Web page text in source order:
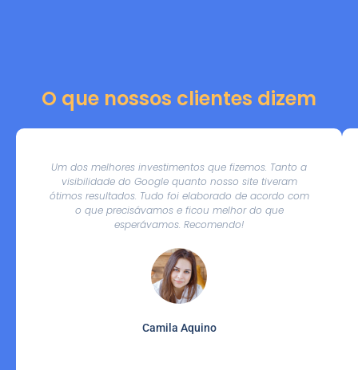
O que nossos clientes dizem
Um dos melhores investimentos que fizemos. Tanto a
visibilidade do Google quanto nosso site tiveram
ótimos resultados. Tudo foi elaborado de acordo com
o que precisávamos e ficou melhor do que
esperávamos. Recomendo!
Camila Aquino